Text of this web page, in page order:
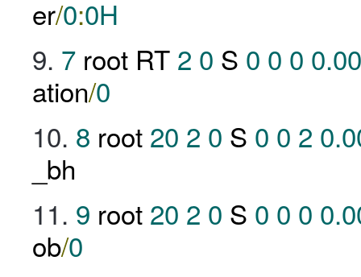
er/0:0H
7 root RT 2 0 S 0 0 0 0.00
ation/0
8 root 20 2 0 S 0 0 2
_bh
9 root 20 2 0 S 0 0 0
ob/0